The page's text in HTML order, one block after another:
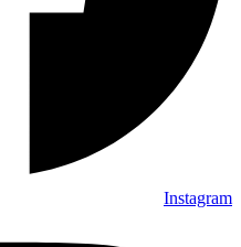
Instagram